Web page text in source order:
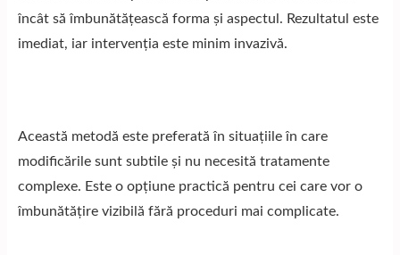
încât să îmbunătățească forma și aspectul. Rezultatul este
imediat, iar intervenția este minim invazivă.
Această metodă este preferată în situațiile în care
modificările sunt subtile și nu necesită tratamente
complexe. Este o opțiune practică pentru cei care vor o
îmbunătățire vizibilă fără proceduri mai complicate.